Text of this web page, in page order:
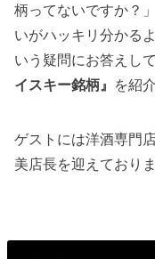
柄ってないですか？
いがハッキリ分かる
いう疑問にお答えして
イスキー銘柄』 を紹
ゲストには洋酒専門
美店長を迎えておりま